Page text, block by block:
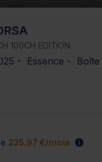
100CH EDITION
- Essence - Boîte
235.97 €/mois